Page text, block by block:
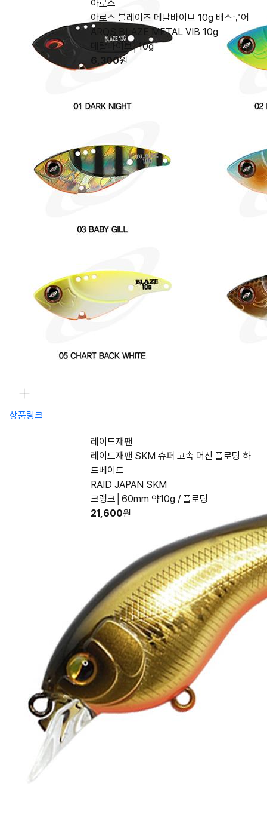
아로스
아로스 블레이즈 메탈바이브 10g 배스루어
AROS BLAZE METAL VIB 10g
메탈바이브│10g
6,300원
상품링크
레이드재팬
레이드재팬 SKM 슈퍼 고속 머신 플로팅 하
드베이트
RAID JAPAN SKM
크랭크│60mm 약10g / 플로팅
21,600원